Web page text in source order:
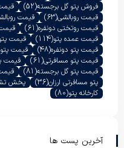
فروش پتو گل برجسته(52)
قیمت روبالشی(63) قیمت
قیمت روتختی دونفره(61)
قیمت عمده پتو(114) قیمت
قیمت پتو دونفره(48) قیمت
قیمت پتو مسافرتی(61) قیمت
قیمت پتو گل برجسته(81)
پتو مسافرتی ارزان(36) پخش
کارخانه پتو(80)
آخرین پست ها